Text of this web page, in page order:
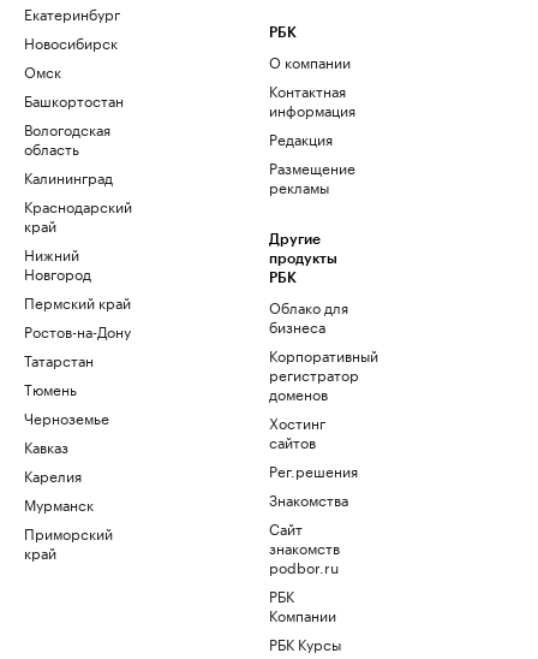
Екатеринбург
Новосибирск
Омск
Башкортостан
Вологодская
область
Калининград
Краснодарский
край
Нижний
Новгород
Пермский край
Ростов-на-Дону
Татарстан
Тюмень
Черноземье
Кавказ
Карелия
Мурманск
Приморский
край
РБК
О компании
Контактная
информация
Редакция
Размещение
рекламы
Другие
продукты
РБК
Облако для
бизнеса
Корпоративный
регистратор
доменов
Хостинг
сайтов
Рег.решения
Знакомства
Сайт
знакомств
podbor.ru
РБК
Компании
РБК Курсы